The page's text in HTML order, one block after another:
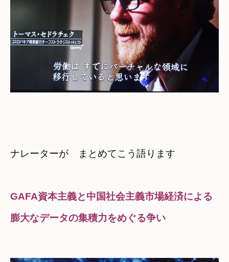
ナレーターが　まとめてこう語ります
GAFA資本主義と中国社会主義市場経済による
膨大なデータの集積力をめぐる争い